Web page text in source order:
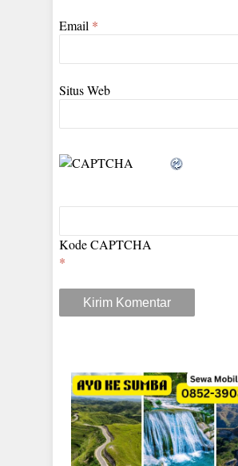
Email *
Situs Web
Kode CAPTCHA
*